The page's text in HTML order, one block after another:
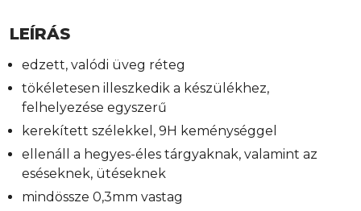
LEÍRÁS
edzett, valódi üveg réteg
tökéletesen illeszkedik a készülékhez,
felhelyezése egyszerű
kerekített szélekkel, 9H keménységgel
ellenáll a hegyes-éles tárgyaknak, valamint az
eséseknek, ütéseknek
mindössze 0,3mm vastag